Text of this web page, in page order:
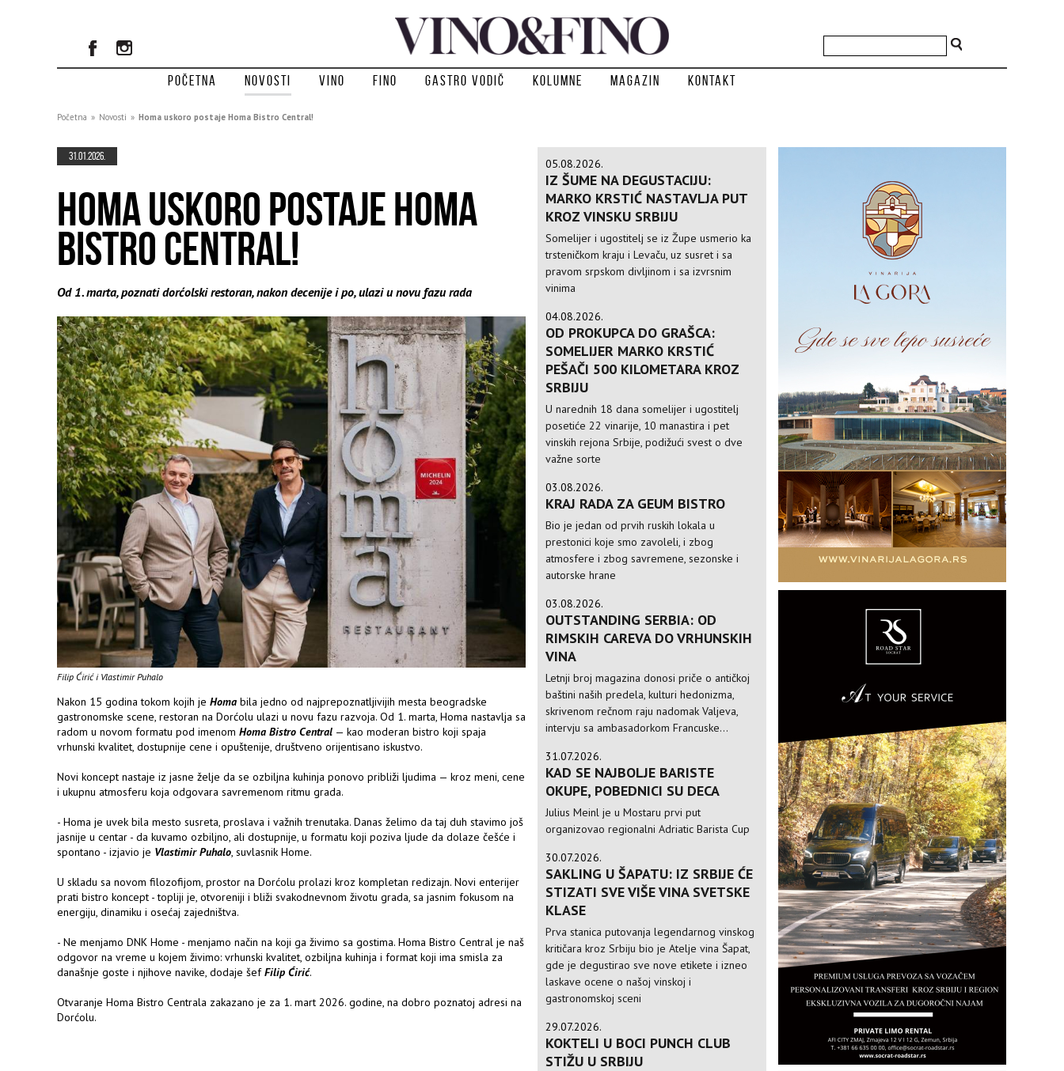
Početna Novosti Vino Fino Gastro vodič Kolumne Magazin Kontakt
Početna » Novosti » Homa uskoro postaje Homa Bistro Central!
31.01.2026.
HOMA USKORO POSTAJE HOMA
BISTRO CENTRAL!
Od 1. marta, poznati dorćolski restoran, nakon decenije i po, ulazi u novu fazu rada
Filip Ćirić i Vlastimir Puhalo
Nakon 15 godina tokom kojih je Homa bila jedno od najprepoznatljivijih mesta beogradske
gastronomske scene, restoran na Dorćolu ulazi u novu fazu razvoja. Od 1. marta, Homa nastavlja sa
radom u novom formatu pod imenom Homa Bistro Central — kao moderan bistro koji spaja
vrhunski kvalitet, dostupnije cene i opuštenije, društveno orijentisano iskustvo.
Novi koncept nastaje iz jasne želje da se ozbiljna kuhinja ponovo približi ljudima — kroz meni, cene
i ukupnu atmosferu koja odgovara savremenom ritmu grada.
- Homa je uvek bila mesto susreta, proslava i važnih trenutaka. Danas želimo da taj duh stavimo još
jasnije u centar - da kuvamo ozbiljno, ali dostupnije, u formatu koji poziva ljude da dolaze češće i
spontano - izjavio je Vlastimir Puhalo, suvlasnik Home.
U skladu sa novom filozofijom, prostor na Dorćolu prolazi kroz kompletan redizajn. Novi enterijer
prati bistro koncept - topliji je, otvoreniji i bliži svakodnevnom životu grada, sa jasnim fokusom na
energiju, dinamiku i osećaj zajedništva.
- Ne menjamo DNK Home - menjamo način na koji ga živimo sa gostima. Homa Bistro Central je naš
odgovor na vreme u kojem živimo: vrhunski kvalitet, ozbiljna kuhinja i format koji ima smisla za
današnje goste i njihove navike, dodaje šefFilip Ćirić.
Otvaranje Homa Bistro Centrala zakazano je za 1. mart 2026. godine, na dobro poznatoj adresi na
Dorćolu.
05.08.2026.
IZ ŠUME NA DEGUSTACIJU:
MARKO KRSTIĆ NASTAVLJA PUT
KROZ VINSKU SRBIJU
Somelijer i ugostitelj se iz Župe usmerio ka
trsteničkom kraju i Levaču, uz susret i sa
pravom srpskom divljinom i sa izvrsnim
vinima
04.08.2026.
OD PROKUPCA DO GRAŠCA:
SOMELIJER MARKO KRSTIĆ
PEŠAČI 500 KILOMETARA KROZ
SRBIJU
U narednih 18 dana somelijer i ugostitelj
posetiće 22 vinarije, 10 manastira i pet
vinskih rejona Srbije, podižući svest o dve
važne sorte
03.08.2026.
KRAJ RADA ZA GEUM BISTRO
Bio je jedan od prvih ruskih lokala u
prestonici koje smo zavoleli, i zbog
atmosfere i zbog savremene, sezonske i
autorske hrane
03.08.2026.
OUTSTANDING SERBIA: OD
RIMSKIH CAREVA DO VRHUNSKIH
VINA
Letnji broj magazina donosi priče o antičkoj
baštini naših predela, kulturi hedonizma,
skrivenom rečnom raju nadomak Valjeva,
intervju sa ambasadorkom Francuske...
31.07.2026.
KAD SE NAJBOLJE BARISTE
OKUPE, POBEDNICI SU DECA
Julius Meinl je u Mostaru prvi put
organizovao regionalni Adriatic Barista Cup
30.07.2026.
SAKLING U ŠAPATU: IZ SRBIJE ĆE
STIZATI SVE VIŠE VINA SVETSKE
KLASE
Prva stanica putovanja legendarnog vinskog
kritičara kroz Srbiju bio je Atelje vina Šapat,
gde je degustirao sve nove etikete i izneo
laskave ocene o našoj vinskoj i
gastronomskoj sceni
29.07.2026.
KOKTELI U BOCI PUNCH CLUB
STIŽU U SRBIJU